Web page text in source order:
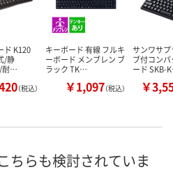
ド K120
/静
耐…
（税込）
キーボード 有線 フルキ
ーボード メンブレン ブ
ラック TK…
￥1,097（税込）
サンワサプ
ブ付コン
ード SKB-
￥
ちらも検討されていま